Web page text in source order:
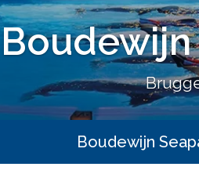
Boudewijn
Boudewijn